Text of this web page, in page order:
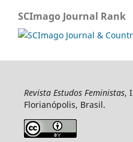
SCImago Journal Rank
Revista Estudos Feministas,
Florianópolis, Brasil.